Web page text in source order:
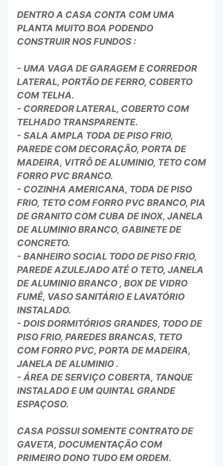
DENTRO A CASA CONTA COM UMA
PLANTA MUITO BOA PODENDO
CONSTRUIR NOS FUNDOS :
- UMA VAGA DE GARAGEM E CORREDOR
LATERAL, PORTÃO DE FERRO, COBERTO
COM TELHA.
- CORREDOR LATERAL, COBERTO COM
TELHADO TRANSPARENTE.
- SALA AMPLA TODA DE PISO FRIO,
PAREDE COM DECORAÇÃO, PORTA DE
MADEIRA, VITRÔ DE ALUMINIO, TETO COM
FORRO PVC BRANCO.
- COZINHA AMERICANA, TODA DE PISO
FRIO, TETO COM FORRO PVC BRANCO, PIA
DE GRANITO COM CUBA DE INOX, JANELA
DE ALUMINIO BRANCO, GABINETE DE
CONCRETO.
- BANHEIRO SOCIAL TODO DE PISO FRIO,
PAREDE AZULEJADO ATÉ O TETO, JANELA
DE ALUMINIO BRANCO , BOX DE VIDRO
FUMÊ, VASO SANITÁRIO E LAVATÓRIO
INSTALADO.
- DOIS DORMITÓRIOS GRANDES, TODO DE
PISO FRIO, PAREDES BRANCAS, TETO
COM FORRO PVC, PORTA DE MADEIRA,
JANELA DE ALUMINIO .
- ÁREA DE SERVIÇO COBERTA, TANQUE
INSTALADO E UM QUINTAL GRANDE
ESPAÇOSO.
CASA POSSUI SOMENTE CONTRATO DE
GAVETA, DOCUMENTAÇÃO COM
PRIMEIRO DONO TUDO EM ORDEM.